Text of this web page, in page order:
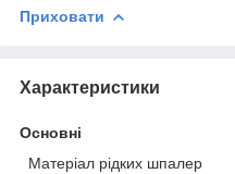
Приховати
Характеристики
Основні
Матеріал рідких шпалер